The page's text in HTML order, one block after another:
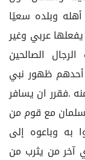
وبلده سعيًا
عربي وغير
الصالحين
ظهور نبي
.فقرر ان يسافر
سلمان مع قوم من
به وباعوه إلى
آخر من يثرب من